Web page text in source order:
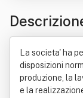
La societa' ha
disposizioni
produzione, la
e la